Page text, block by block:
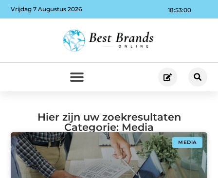
18:53:01
Vrijdag 7 Augustus 2026
Hier zijn uw zoekresultaten
Categorie: Media
MEDIA